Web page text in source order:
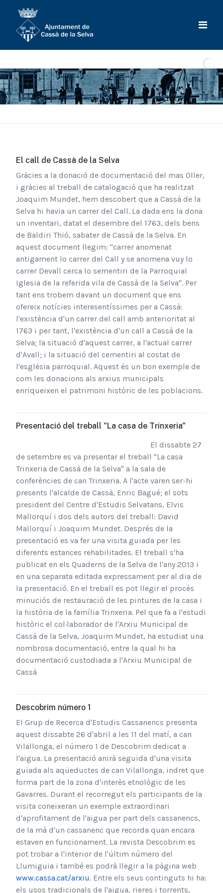
El call de Cassà de la Selva
Gràcies a la donació de documentació del mas Oller,
i gràcies al treball de catalogació que ha realitzat
Joaquim Mundet, hem descobert que a Cassà de la
Selva hi havia un carrer del Call. La dada ens la dona
un inventari, datat el desembre del 1763, dels bens
de Baldiri Thió, sabater de Cassà de la Selva. En
aquest document llegim: "carrer anomenat
antigament lo carrer del Call y se anomena vuy lo
carrer Devall cerca lo sementiri de la Parroquial
Iglesia de la referida vila de Cassà de la Selva". Per
tant ens trobem davant un document que ens
ofereix notícies interesentíssimes per a Cassà:
l'existència d'un carrer del call amb anterioritat al
1763 i per tant, l'existència d'un call a Cassà de la
Selva; la situació d'aquest carrer, a l'actual carrer
d'Avall; i la situació del cementiri al costat de
l'església parroquial. Aquest és un bon exemple de
com les donacions als arxius municipals
enriqueixen el patrimoni històric de les poblacions.
Presentació del treball "La casa de Trinxeria"
El dissabte 27
de setembre es va presentar el treball "La casa
Trinxeria de Cassà de la Selva" a la sala de
conferències de can Trinxeria. A l'acte varen ser-hi
presents l'alcalde de Cassà, Enric Bagué; el sots
president del Centre d'Estudis Selvatans, Elvis
Mallorquí i dos dels autors del treball: David
Mallorquí i Joaquim Mundet. Després de la
presentació es va fer una visita guiada per les
diferents estances rehabilitades. El treball s'ha
publicat en els Quaderns de la Selva de l'any 2013 i
en una separata editada expressament per al dia de
la presentació. En el treball es pot llegir el procés
minuciós de restauració de les pintures de la casa i
la història de la família Trinxeria. Pel que fa a l'estudi
històric el col·laborador de l'Arxiu Municipal de
Cassà de la Selva, Joaquim Mundet, ha estudiat una
nombrosa documentació, entre la qual hi ha
documentació custodiada a l'Arxiu Municipal de
Cassà
Descobrim número 1
El Grup de Recerca d'Estudis Cassanencs presenta
aquest dissabte 26 d'abril a les 11 del matí, a can
Vilallonga, el número 1 de Descobrim dedicat a
l'aigua. La presentació anirà seguida d'una visita
guiada als aqüeductes de can Vilallonga, indret que
forma part de la zona d'interès etnològic de les
Gavarres. Durant el recorregut els participants de la
visita coneixeran un exemple extraordinari
d'aprofitament de l'aigua per part dels cassanencs,
de la mà d'un cassanenc que recorda quan encara
estaven en funcionament. La revista Descobrim es
pot trobar a l'interior de l'últim número del
Llumiguia i també es podrà llegir a la pàgina web
www.cassa.cat/arxiu. Entre els seus continguts hi ha:
els usos tradicionals de l'aigua, rieres i torrents,